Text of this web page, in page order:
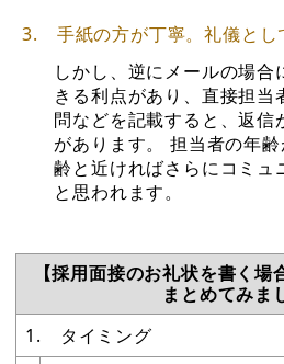
3. 手紙の方が丁寧。礼儀とし
しかし、逆にメールの場
きる利点があり、直接担当
問などを記載すると、返信
があります。 担当者の年
齢と近ければさらにコミュ
と思われます。
【採用面接のお礼状を書く
まとめてみま
1. タイミング